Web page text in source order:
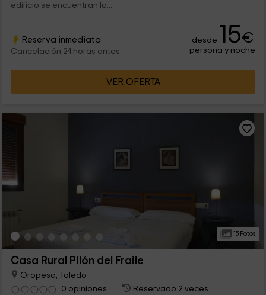
edificio se encuentran la...
Reserva inmediata
Cancelación 24 horas antes
desde 15€
persona y noche
VER OFERTA
15 Fotos
Casa Rural Pilón del Fraile
Oropesa, Toledo
0 opiniones
Reservado 2 veces